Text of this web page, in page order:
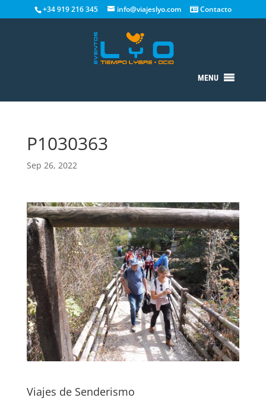
+34 919 216 345 info@viajeslyo.com Contacto
MENU
P1030363
Sep 26, 2022
Viajes de Senderismo